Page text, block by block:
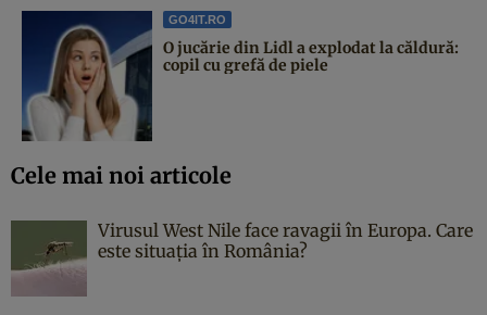
GO4IT.RO
O jucărie din Lidl a explodat la căldură:
copil cu grefă de piele
Cele mai noi articole
Virusul West Nile face ravagii în Europa. Care
este situația în România?